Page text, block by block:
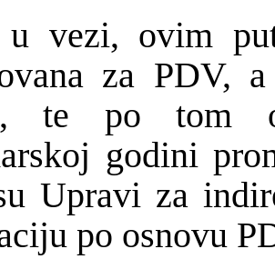
vezi, ovim
za PDV,
te po tom
godini
Upravi za
po osnovu